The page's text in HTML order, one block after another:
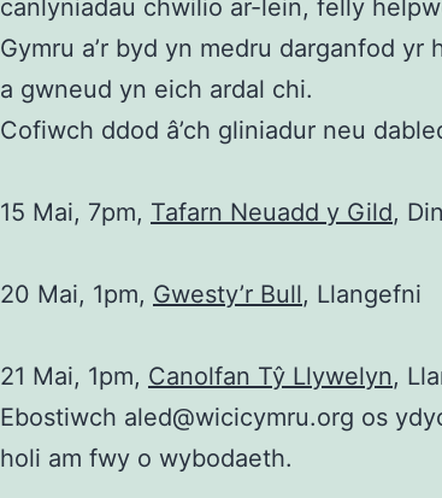
canlyniadau chwilio ar-lein, felly
Gymru a’r byd yn medru darganfod yr
a gwneud yn eich ardal chi.
Cofiwch ddod â’ch gliniadur neu
15 Mai, 7pm, Tafarn Neuadd y Gild,
20 Mai, 1pm, Gwesty’r Bull, Llangefni
21 Mai, 1pm, Canolfan Tŷ Llywelyn,
Ebostiwch aled@wicicymru.org os
holi am fwy o wybodaeth.